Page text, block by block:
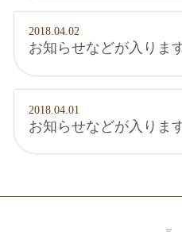
2018.04.02
お知らせなどが入ります
2018.04.01
お知らせなどが入ります